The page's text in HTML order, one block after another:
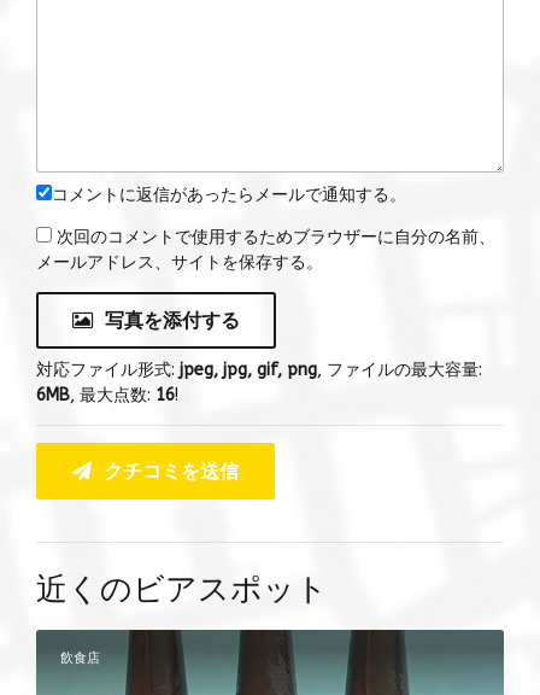
コメントに返信があったらメールで通知する。
次回のコメントで使用するためブラウザーに自分の名前、
メールアドレス、サイトを保存する。
写真を添付する
対応ファイル形式: jpeg, jpg, gif, png, ファイルの最大容量:
6MB, 最大点数: 16!
クチコミを送信
近くのビアスポット
飲食店